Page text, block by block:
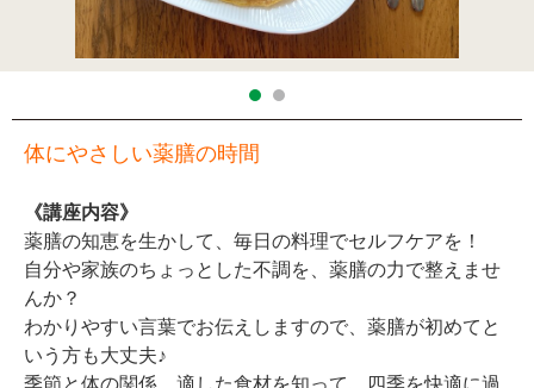
体にやさしい薬膳の時間
《講座内容》
薬膳の知恵を生かして、毎日の料理でセルフケアを！
自分や家族のちょっとした不調を、薬膳の力で整えませ
んか？
わかりやすい言葉でお伝えしますので、薬膳が初めてと
いう方も大丈夫♪
季節と体の関係、適した食材を知って、四季を快適に過